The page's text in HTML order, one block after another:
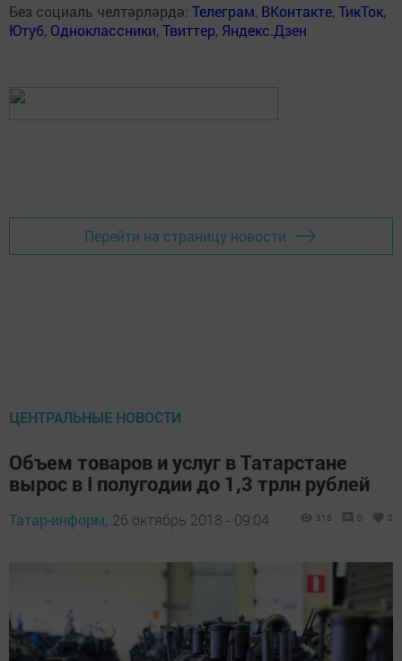
Без социаль челтәрләрдә: Телеграм, ВКонтакте,ТикТок,
Ютуб, Одноклассники,Твиттер, Яндекс.Дзен
Перейти на страницу новости
ЦЕНТРАЛЬНЫЕ НОВОСТИ
Объем товаров и услуг в Татарстане
вырос в I полугодии до 1,3 трлн рублей
Татар-информ, 26 октябрь 2018 - 09:04 318 0 0